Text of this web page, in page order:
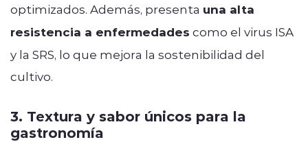
optimizados. Además, presenta una alta
resistencia a enfermedades como el virus ISA
y la SRS, lo que mejora la sostenibilidad del
cultivo.
3. Textura y sabor únicos para la
gastronomía